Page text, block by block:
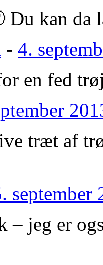
Du kan da
- 4.
en fed
træt af
– jeg er